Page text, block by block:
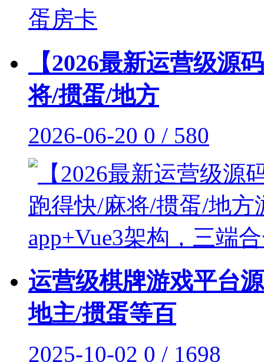
【2026最新运营级源
将/掼蛋/地方
2026-06-20 0 / 580
运营级棋牌游戏平台
地主/掼蛋等百
2025-10-02 0 / 1698